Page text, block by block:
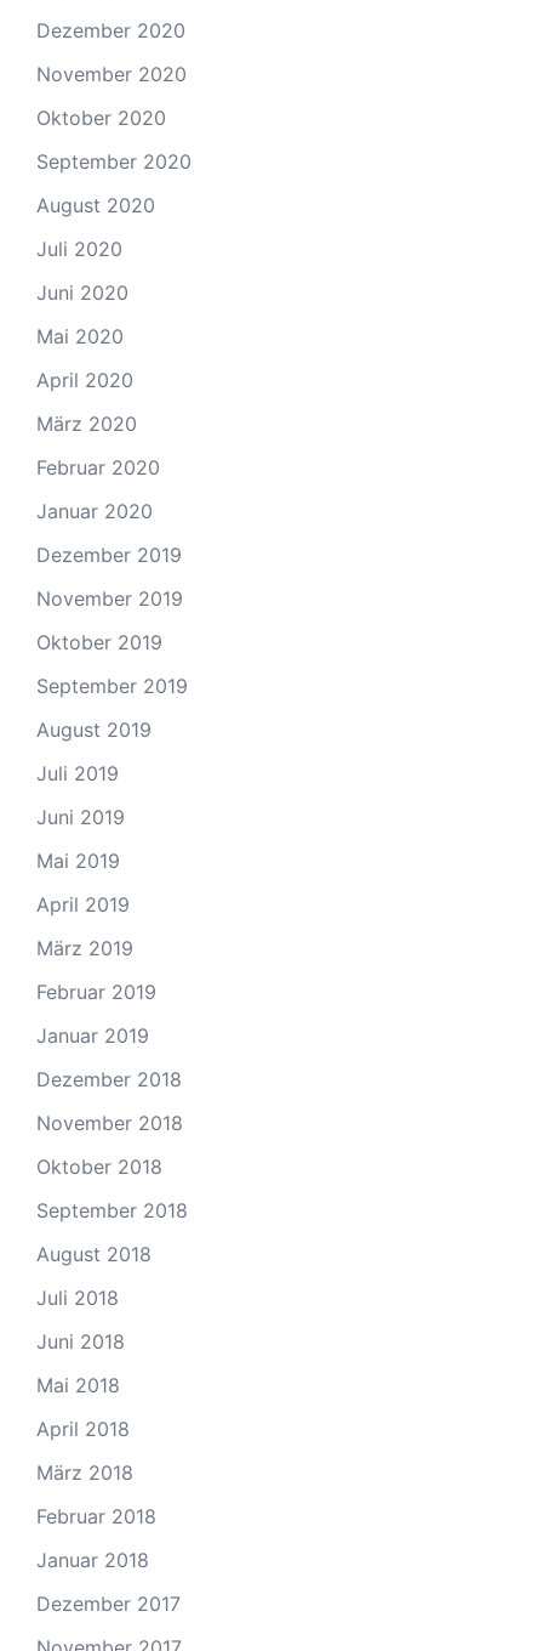
Dezember 2020
November 2020
Oktober 2020
September 2020
August 2020
Juli 2020
Juni 2020
Mai 2020
April 2020
März 2020
Februar 2020
Januar 2020
Dezember 2019
November 2019
Oktober 2019
September 2019
August 2019
Juli 2019
Juni 2019
Mai 2019
April 2019
März 2019
Februar 2019
Januar 2019
Dezember 2018
November 2018
Oktober 2018
September 2018
August 2018
Juli 2018
Juni 2018
Mai 2018
April 2018
März 2018
Februar 2018
Januar 2018
Dezember 2017